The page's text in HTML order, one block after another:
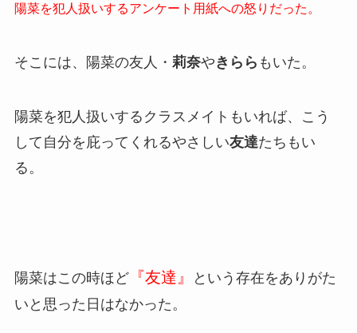
陽菜を犯人扱いするアンケート用紙への怒りだった。
そこには、陽菜の友人・ 莉奈やきらら もいた。
陽菜を犯人扱いするクラスメイトもいれば、こう
して自分を庇ってくれるやさしい友達たちもい
る。
陽菜はこの時ほど『友達』
という存在をありがた
いと思った日はなかった。